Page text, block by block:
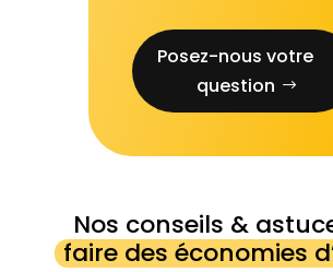
Posez-nous votre
question
Nos conseils &
faire des économies